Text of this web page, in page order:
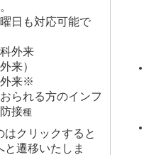
日も対応可能で
外来
来）
外来※
られる方のインフ
接種
はクリックすると
と遷移いたしま